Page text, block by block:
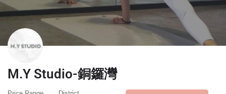
M.Y Studio-銅鑼灣